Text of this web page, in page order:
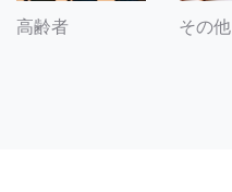
高齢者 その他